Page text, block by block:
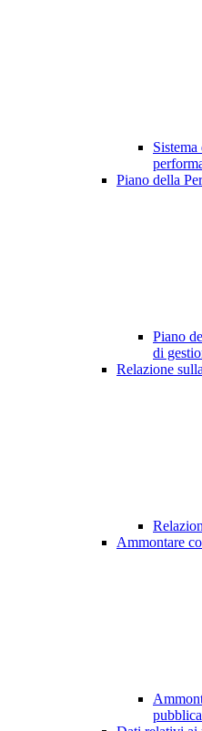
Piano della
Piano
di
Relazione
Ammontare